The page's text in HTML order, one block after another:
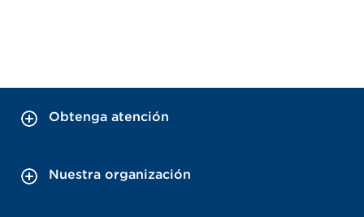
Obtenga atención
Nuestra organización